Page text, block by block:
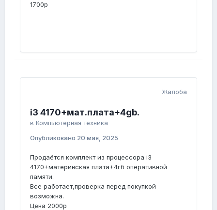
1700р
Жалоба
i3 4170+мат.плата+4gb.
в Компьютерная техника
Опубликовано 20 мая, 2025
Продаётся комплект из процессора i3
4170+материнская плата+4гб оперативной
памяти.
Все работает,проверка перед покупкой
возможна.
Цена 2000р